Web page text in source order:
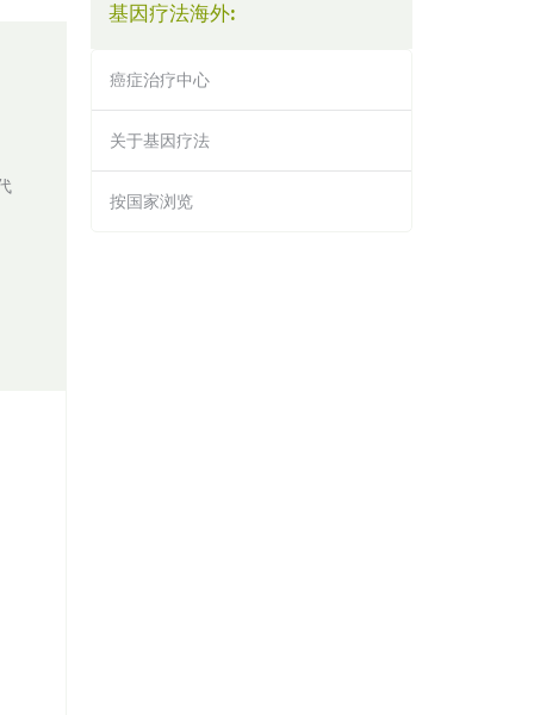
基因疗法海外:
癌症治疗中心
关于基因疗法
按国家浏览